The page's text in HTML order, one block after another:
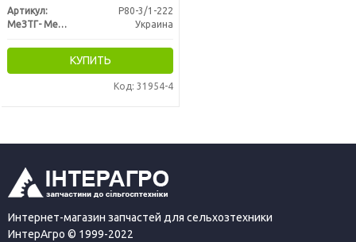
Артикул:
Р80-3/1-222
МеЗТГ- Мелитопольский завод гидроагрегатов
Украина
КУПИТЬ
Код: 31954-4
Интернет-магазин запчастей для сельхозтехники
ИнтерАгро © 1999-2022